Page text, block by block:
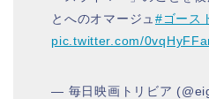
とへのオマージュ #ゴース
pic.twitter.com/
— 毎日映画トリビア